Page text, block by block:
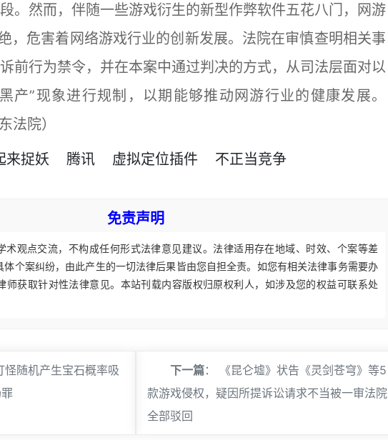
。然而，伴随一些游戏衍生的新型作弊软件五花八门，网游
，危害着网络游戏行业的创新发展。法院在审慎查明相关事
前行为禁令，并在本案中通过判决的方式，从司法层面对以
产”现象进行规制，以期能够推动网游行业的健康发展。
法院）
来捉妖 腾讯 虚拟定位插件 不正当竞争
免责声明
术观点交流，不构成任何形式法律意见建议。法律适用存在地域、时效、个案等差
体个案纠纷，由此产生的一切法律后果皆由您自担全责。如您有相关法律事务需要办
师获取针对性法律意见。本站刊载内容版权归原权利人，如涉及您的权益可联系处
怪随机产生宝石概率吸
下一篇：
《昆仑墟》状告《灵剑苍穹》等5
款游戏侵权，疑因所提诉讼请求不当被一审法院
全部驳回